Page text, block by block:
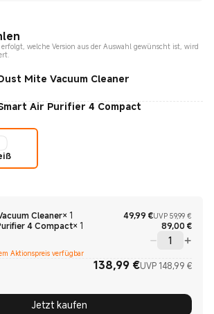
welche Version aus der Auswahl gewünscht ist, wird
Mite Vacuum Cleaner
Air Purifier 4 Compact
Cleaner× 1 49,99 €UVP 59,99 €UVP
4 Compact× 1 89,00 €
Aktionspreis verfügbar
138,99 €UVP 148,99 €UVP
Jetzt kaufen